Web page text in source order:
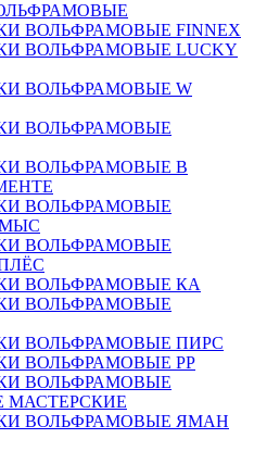
ВОЛЬФРАМОВЫЕ FINNEX
ВОЛЬФРАМОВЫЕ LUCKY
ВОЛЬФРАМОВЫЕ W
ВОЛЬФРАМОВЫЕ
ВОЛЬФРАМОВЫЕ В
ВОЛЬФРАМОВЫЕ
ВОЛЬФРАМОВЫЕ
ВОЛЬФРАМОВЫЕ КА
ВОЛЬФРАМОВЫЕ
ВОЛЬФРАМОВЫЕ ПИРС
ВОЛЬФРАМОВЫЕ РР
ВОЛЬФРАМОВЫЕ
МАСТЕРСКИЕ
ВОЛЬФРАМОВЫЕ ЯМАН